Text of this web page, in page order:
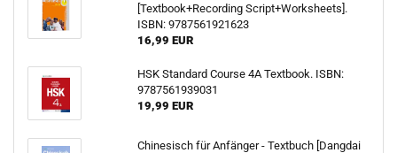
[Textbook+Recording Script+Worksheets].
ISBN: 9787561921623
16,99 EUR
HSK Standard Course 4A Textbook. ISBN:
9787561939031
19,99 EUR
Chinesisch für Anfänger - Textbuch [Dangdai